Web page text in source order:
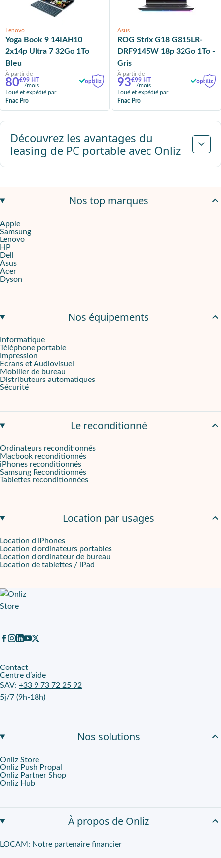
Lenovo
Yoga Book 9 14IAH10
2x14p Ultra 7 32Go 1To
Bleu
À partir de
80€99 HT
/mois
Loué et expédié par
Fnac Pro
Asus
ROG Strix G18 G815LR-
DRF9145W 18p 32Go 1To -
Gris
À partir de
93€99 HT
/mois
Loué et expédié par
Fnac Pro
Suivant
Découvrez les avantages du
leasing de PC portable avec Onliz
Nos top marques
Apple
Samsung
Lenovo
HP
Dell
Asus
Acer
Dyson
Nos équipements
Informatique
Téléphone portable
Impression
Ecrans et Audiovisuel
Mobilier de bureau
Distributeurs automatiques
Sécurité
Le reconditionné
Ordinateurs reconditionnés
Macbook reconditionnés
iPhones reconditionnés
Samsung Reconditionnés
Tablettes reconditionnées
Location par usages
Location d'iPhones
Location d'ordinateurs portables
Location d'ordinateur de bureau
Location de tablettes / iPad
Contact
Centre d’aide
SAV: +33 9 73 72 25 92
5j/7 (9h-18h)
Nos solutions
Onliz Store
Onliz Push Propal
Onliz Partner Shop
Onliz Hub
À propos de Onliz
LOCAM: Notre partenaire financier